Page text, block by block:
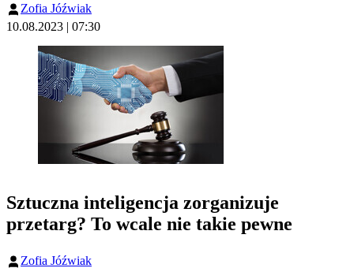
Zofia Jóźwiak
10.08.2023 | 07:30
Sztuczna inteligencja zorganizuje
przetarg? To wcale nie takie pewne
Zofia Jóźwiak